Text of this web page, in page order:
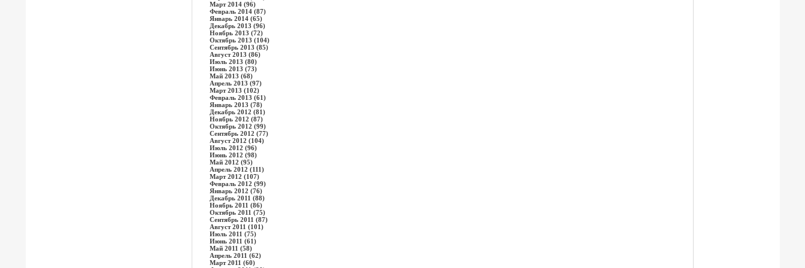
Март 2014 (96)
Февраль 2014 (87)
Январь 2014 (65)
Декабрь 2013 (96)
Ноябрь 2013 (72)
Октябрь 2013 (104)
Сентябрь 2013 (85)
Август 2013 (86)
Июль 2013 (80)
Июнь 2013 (73)
Май 2013 (68)
Апрель 2013 (97)
Март 2013 (102)
Февраль 2013 (61)
Январь 2013 (78)
Декабрь 2012 (81)
Ноябрь 2012 (87)
Октябрь 2012 (99)
Сентябрь 2012 (77)
Август 2012 (104)
Июль 2012 (96)
Июнь 2012 (98)
Май 2012 (95)
Апрель 2012 (111)
Март 2012 (107)
Февраль 2012 (99)
Январь 2012 (76)
Декабрь 2011 (88)
Ноябрь 2011 (86)
Октябрь 2011 (75)
Сентябрь 2011 (87)
Август 2011 (101)
Июль 2011 (75)
Июнь 2011 (61)
Май 2011 (58)
Апрель 2011 (62)
Март 2011 (60)